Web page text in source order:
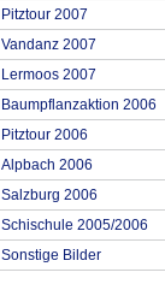
Pitztour 2007
Vandanz 2007
Lermoos 2007
Baumpflanzaktion 2006
Pitztour 2006
Alpbach 2006
Salzburg 2006
Schischule 2005/2006
Sonstige Bilder